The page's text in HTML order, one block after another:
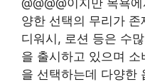
양한 선택의 무리가
디워시, 로션 등은 수
을 출시하고 있으며
을 선택하는데 다양한